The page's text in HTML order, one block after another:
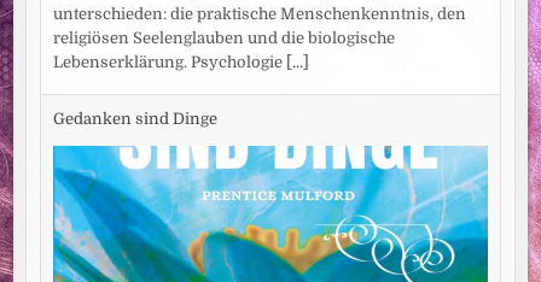
unterschieden: die praktische Menschenkenntnis, den
religiösen Seelenglauben und die biologische
Lebenserklärung. Psychologie [...]
Gedanken sind Dinge